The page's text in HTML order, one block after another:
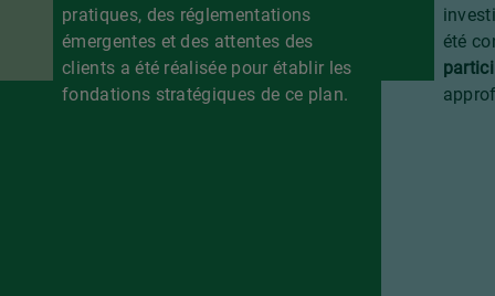
pratiques, des réglementations
émergentes et des attentes des
clients a été réalisée pour établir les
fondations stratégiques de ce plan.
été